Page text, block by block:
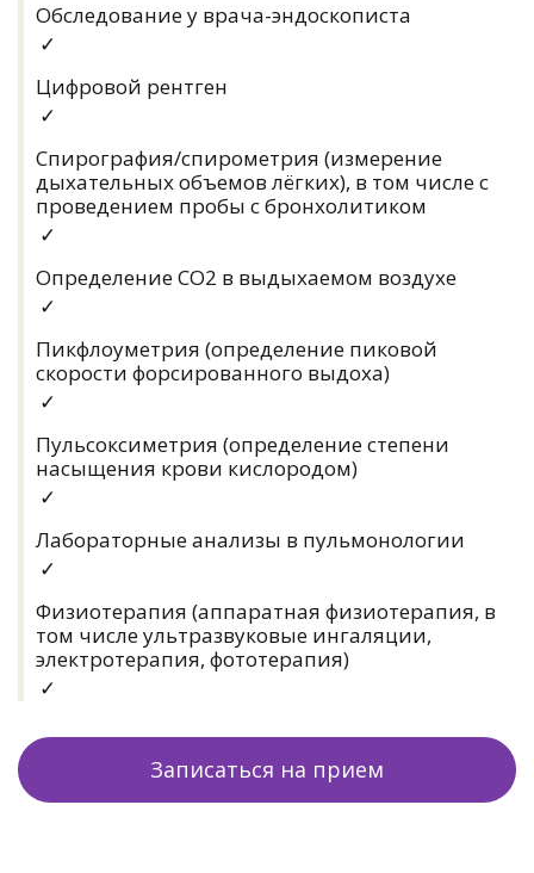
Обследование у врача-эндоскописта
✓
Цифровой рентген
✓
Спирография/спирометрия (измерение
дыхательных объемов лёгких), в том числе с
проведением пробы с бронхолитиком
✓
Определение СО2 в выдыхаемом воздухе
✓
Пикфлоуметрия (определение пиковой
скорости форсированного выдоха)
✓
Пульсоксиметрия (определение степени
насыщения крови кислородом)
✓
Лабораторные анализы в пульмонологии
✓
Физиотерапия (аппаратная физиотерапия, в
том числе ультразвуковые ингаляции,
электротерапия, фототерапия)
✓
Записаться на прием